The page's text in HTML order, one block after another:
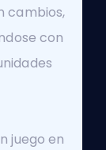
cambios,
con
juego en